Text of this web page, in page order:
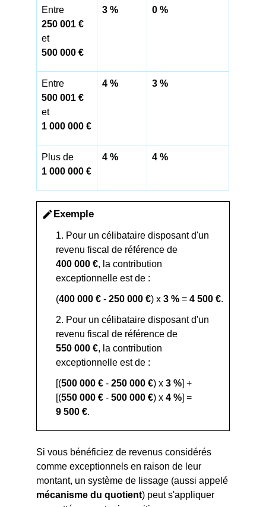
Entre
250 001 €
et
500 000 €
3 % 0 %
Entre
500 001 €
et
1 000 000 €
4 % 3 %
Plus de
1 000 000 €
4 % 4 %
editExemple
1. Pour un célibataire disposant d'un
revenu fiscal de référence de
400 000 €, la contribution
exceptionnelle est de :
(400 000 € -250 000 €) x3 % =4 500 €.
2. Pour un célibataire disposant d'un
revenu fiscal de référence de
550 000 €, la contribution
exceptionnelle est de :
[(500 000 € -250 000 €) x3 %] +
[(550 000 € -500 000 €) x4 %] =
9 500 €.
Si vous bénéficiez de revenus considérés
comme exceptionnels en raison de leur
montant, un système de lissage (aussi appelé
mécanisme du quotient) peut s'appliquer